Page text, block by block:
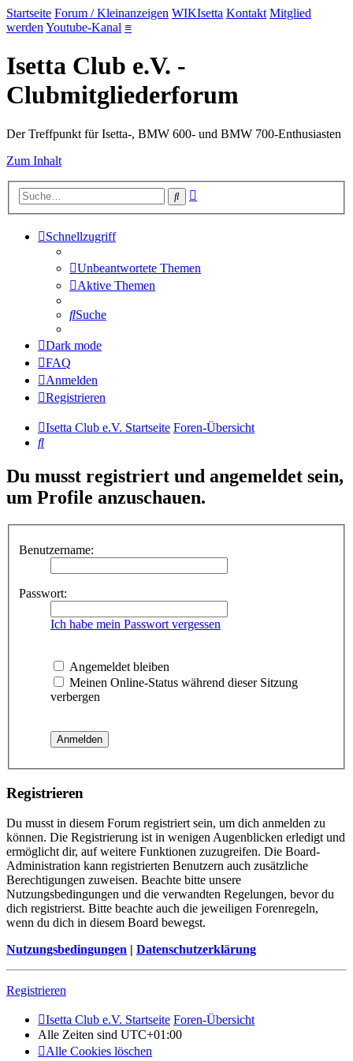
Startseite Forum / Kleinanzeigen WIKIsetta Kontakt Mitglied
werden Youtube-Kanal ≡
Isetta Club e.V. -
Clubmitgliederforum
Der Treffpunkt für Isetta-, BMW 600- und BMW 700-Enthusiasten
Zum Inhalt
Suche
Schnellzugriff
Unbeantwortete Themen
Aktive Themen
Suche
Dark mode
FAQ
Anmelden
Registrieren
Isetta Club e.V. Startseite Foren-Übersicht
Suche
Du musst registriert und angemeldet sein,
um Profile anzuschauen.
Benutzername:
Passwort:
Ich habe mein Passwort vergessen
Angemeldet bleiben
Meinen Online-Status während dieser Sitzung
verbergen
Registrieren
Du musst in diesem Forum registriert sein, um dich anmelden zu
können. Die Registrierung ist in wenigen Augenblicken erledigt und
ermöglicht dir, auf weitere Funktionen zuzugreifen. Die Board-
Administration kann registrierten Benutzern auch zusätzliche
Berechtigungen zuweisen. Beachte bitte unsere
Nutzungsbedingungen und die verwandten Regelungen, bevor du
dich registrierst. Bitte beachte auch die jeweiligen Forenregeln,
wenn du dich in diesem Board bewegst.
Nutzungsbedingungen | Datenschutzerklärung
Registrieren
Isetta Club e.V. Startseite Foren-Übersicht
Alle Zeiten sind UTC+01:00
Alle Cookies löschen